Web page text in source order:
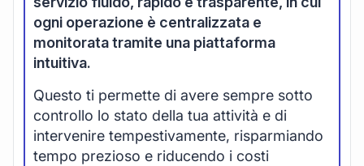
ogni operazione è centralizzata e
monitorata tramite una piattaforma
intuitiva.
Questo ti permette di avere sempre sotto
controllo lo stato della tua attività e di
intervenire tempestivamente, risparmiando
tempo prezioso e riducendo i costi